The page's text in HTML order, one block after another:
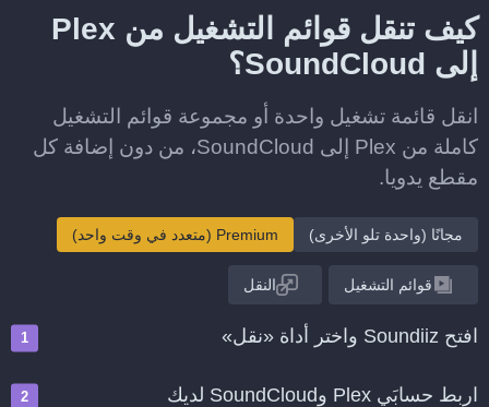
كيف تنقل قوائم التشغيل من Plex
إلى SoundCloud؟
انقل قائمة تشغيل واحدة أو مجموعة قوائم التشغيل
كاملة من Plex إلى SoundCloud، من دون إضافة كل
مقطع يدويا.
مجانًا (واحدة تلو الأخرى) Premium (متعدد في وقت واحد)
قوائم التشغيل النقل
افتح Soundiiz واختر أداة «نقل»
اربط حسابَي Plex وSoundCloud لديك